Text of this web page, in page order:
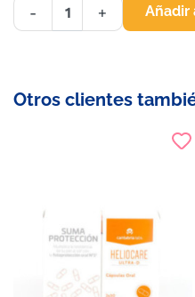
- + Añadir
Otros clientes